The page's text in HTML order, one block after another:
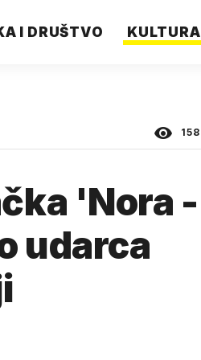
I DRUŠTVO KULTURA
158
'Nora -
udarca